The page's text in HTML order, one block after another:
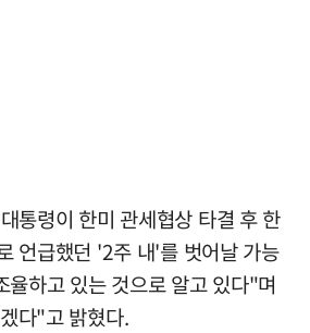
통령이 한미 관세협상 타결 후 한
언급했던 '2주 내'를 벗어날 가능
율하고 있는 것으로 알고 있다"며
다"고 밝혔다.